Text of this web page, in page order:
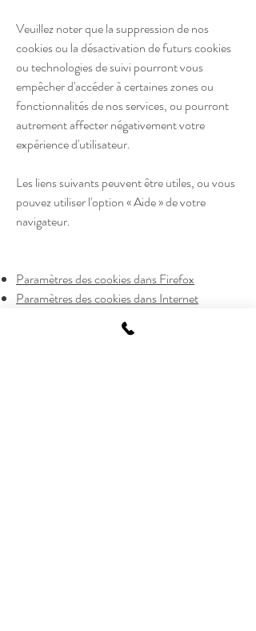
Veuillez noter que la suppression de nos
cookies ou la désactivation de futurs cookies
ou technologies de suivi pourront vous
empêcher d'accéder à certaines zones ou
fonctionnalités de nos services, ou pourront
autrement affecter négativement votre
expérience d'utilisateur.
Les liens suivants peuvent être utiles, ou vous
pouvez utiliser l'option « Aide » de votre
navigateur.
Paramètres des cookies dans Firefox
Paramètres des cookies dans Internet
Paramètres des cookies dans Google Chrome